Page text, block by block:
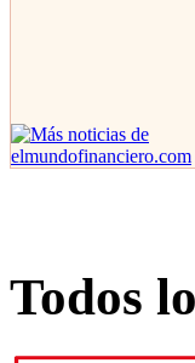
Todos